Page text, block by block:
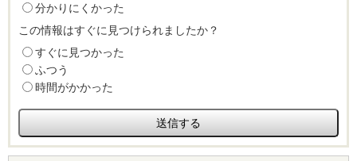
分かりにくかった
この情報はすぐに見つけられましたか？
すぐに見つかった
ふつう
時間がかかった